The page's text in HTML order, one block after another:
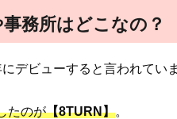
務所はどこなの？
デビューすると言われていま
たのが【8TURN】。